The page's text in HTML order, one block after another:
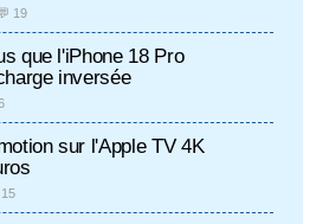
19
que l'iPhone 18 Pro
inversée
sur l'Apple TV 4K